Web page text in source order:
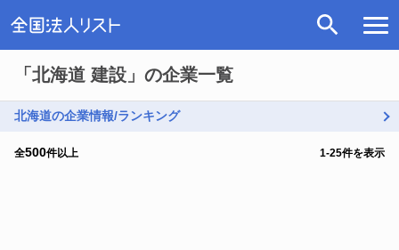
「北海道 建設」の企業一覧
北海道の企業情報/ランキング
全500件以上 1-25件を表示